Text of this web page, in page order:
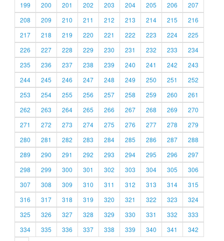
199
200 201 202 203 204 205 206
207
208
209 210 211 212 213 214 215
216
217
218 219 220 221 222 223 224
225
226
227 228 229 230 231 232 233
234
235
236 237 238 239 240 241 242
243
244
245 246 247 248 249 250 251
252
253
254 255 256 257 258 259 260
261
262
263 264 265 266 267 268 269
270
271
272 273 274 275 276 277 278
279
280
281 282 283 284 285 286 287
288
289
290 291 292 293 294 295 296
297
298
299 300 301 302 303 304 305
306
307
308 309 310 311 312 313 314
315
316
317 318 319 320 321 322 323
324
325
326 327 328 329 330 331 332
333
334
335 336 337 338 339 340 341
342